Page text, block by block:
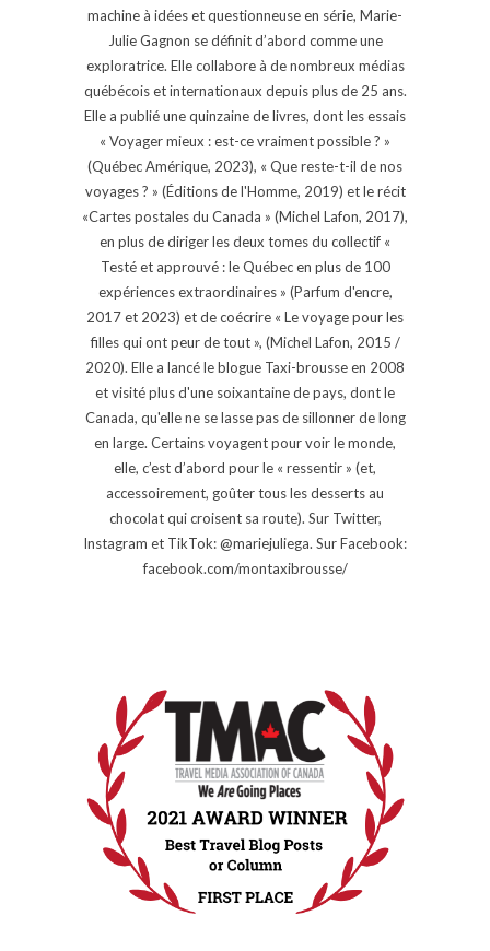
machine à idées et questionneuse en série, Marie-
Julie Gagnon se définit d’abord comme une
exploratrice. Elle collabore à de nombreux médias
québécois et internationaux depuis plus de 25 ans.
Elle a publié une quinzaine de livres, dont les essais
« Voyager mieux : est-ce vraiment possible ? »
(Québec Amérique, 2023), « Que reste-t-il de nos
voyages ? » (Éditions de l'Homme, 2019) et le récit
«Cartes postales du Canada » (Michel Lafon, 2017),
en plus de diriger les deux tomes du collectif «
Testé et approuvé : le Québec en plus de 100
expériences extraordinaires » (Parfum d'encre,
2017 et 2023) et de coécrire « Le voyage pour les
filles qui ont peur de tout », (Michel Lafon, 2015 /
2020). Elle a lancé le blogue Taxi-brousse en 2008
et visité plus d'une soixantaine de pays, dont le
Canada, qu'elle ne se lasse pas de sillonner de long
en large. Certains voyagent pour voir le monde,
elle, c’est d’abord pour le « ressentir » (et,
accessoirement, goûter tous les desserts au
chocolat qui croisent sa route). Sur Twitter,
Instagram et TikTok: @mariejuliega. Sur Facebook:
facebook.com/montaxibrousse/